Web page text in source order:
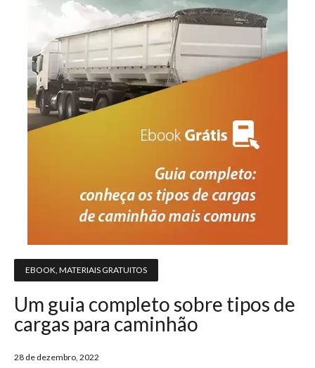
EBOOK MATERIAIS GRATUITOS
Um guia completo sobre tipos de
cargas para caminhão
28 de dezembro, 2022